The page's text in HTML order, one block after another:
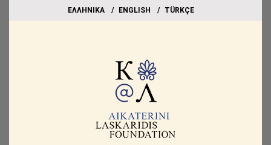
EΛΛΗΝΙΚΑ ΕΝGLISH TÜRKÇE